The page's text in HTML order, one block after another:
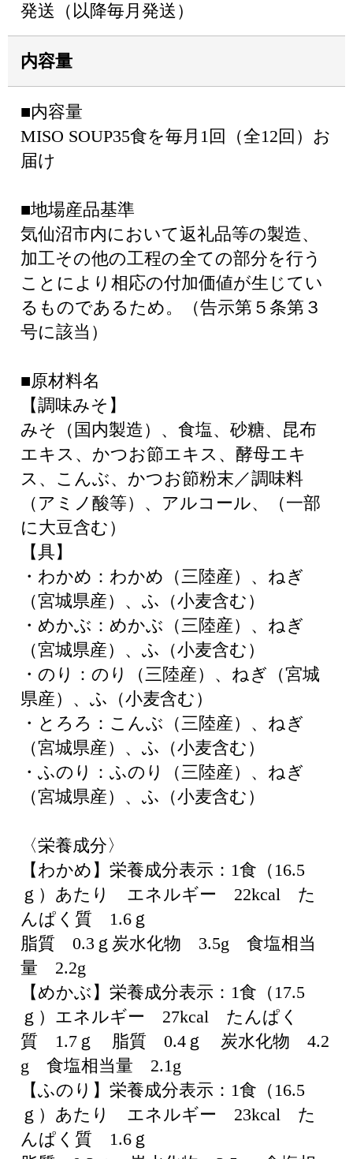
発送（以降毎月発送）
内容量
■内容量
MISO SOUP35食を毎月1回（全12回）お
届け
■地場産品基準
気仙沼市内において返礼品等の製造、
加工その他の工程の全ての部分を行う
ことにより相応の付加価値が生じてい
るものであるため。（告示第５条第３
号に該当）
■原材料名
【調味みそ】
みそ（国内製造）、食塩、砂糖、昆布
エキス、かつお節エキス、酵母エキ
ス、こんぶ、かつお節粉末／調味料
（アミノ酸等）、アルコール、（一部
に大豆含む）
【具】
・わかめ：わかめ（三陸産）、ねぎ
（宮城県産）、ふ（小麦含む）
・めかぶ：めかぶ（三陸産）、ねぎ
（宮城県産）、ふ（小麦含む）
・のり：のり（三陸産）、ねぎ（宮城
県産）、ふ（小麦含む）
・とろろ：こんぶ（三陸産）、ねぎ
（宮城県産）、ふ（小麦含む）
・ふのり：ふのり（三陸産）、ねぎ
（宮城県産）、ふ（小麦含む）
〈栄養成分〉
【わかめ】栄養成分表示：1食（16.5
ｇ）あたり エネルギー 22kcal た
んぱく質 1.6ｇ
脂質 0.3ｇ炭水化物 3.5g 食塩相当
量 2.2g
【めかぶ】栄養成分表示：1食（17.5
ｇ）エネルギー 27kcal たんぱく
質 1.7ｇ 脂質 0.4ｇ 炭水化物 4.2
g 食塩相当量 2.1g
【ふのり】栄養成分表示：1食（16.5
ｇ）あたり エネルギー 23kcal た
んぱく質 1.6ｇ